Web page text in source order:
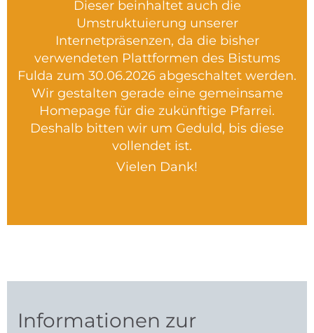
Dieser beinhaltet auch die
Umstruktuierung unserer
Internetpräsenzen, da die bisher
verwendeten Plattformen des Bistums
Fulda zum 30.06.2026 abgeschaltet werden.
Wir gestalten gerade eine gemeinsame
Homepage für die zukünftige Pfarrei.
Deshalb bitten wir um Geduld, bis diese
vollendet ist.
Vielen Dank!
Informationen zur